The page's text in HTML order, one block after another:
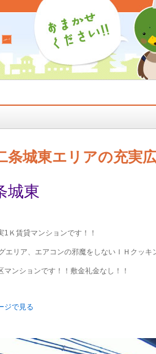
条城東エリアの充実
城東
Ｋ賃貸マンションです！！
エリア、エアコンの邪魔をしないＩＨクッキ
ンションです！！敷金礼金なし！！
ジで見る